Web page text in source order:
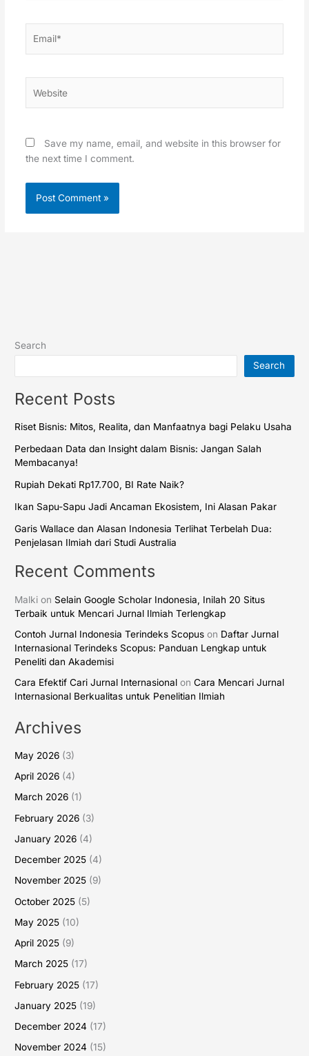
Save my name, email, and website in this browser for
the next time I comment.
Search
Search
Recent Posts
Riset Bisnis: Mitos, Realita, dan Manfaatnya bagi Pelaku Usaha
Perbedaan Data dan Insight dalam Bisnis: Jangan Salah
Membacanya!
Rupiah Dekati Rp17.700, BI Rate Naik?
Ikan Sapu-Sapu Jadi Ancaman Ekosistem, Ini Alasan Pakar
Garis Wallace dan Alasan Indonesia Terlihat Terbelah Dua:
Penjelasan Ilmiah dari Studi Australia
Recent Comments
Malki onSelain Google Scholar Indonesia, Inilah 20 Situs
Terbaik untuk Mencari Jurnal Ilmiah Terlengkap
Contoh Jurnal Indonesia Terindeks Scopus on Daftar Jurnal
Internasional Terindeks Scopus: Panduan Lengkap untuk
Peneliti dan Akademisi
Cara Efektif Cari Jurnal Internasional onCara Mencari Jurnal
Internasional Berkualitas untuk Penelitian Ilmiah
Archives
May 2026 (3)
April 2026 (4)
March 2026 (1)
February 2026 (3)
January 2026 (4)
December 2025 (4)
November 2025 (9)
October 2025 (5)
May 2025 (10)
April 2025 (9)
March 2025 (17)
February 2025 (17)
January 2025 (19)
December 2024 (17)
November 2024 (15)